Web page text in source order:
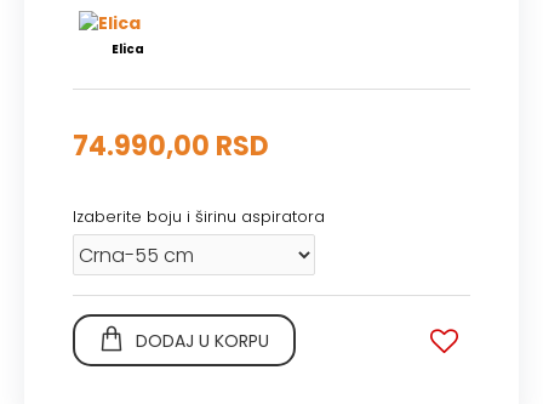
Elica
74.990,00 RSD
Izaberite boju i širinu aspiratora
DODAJ U KORPU